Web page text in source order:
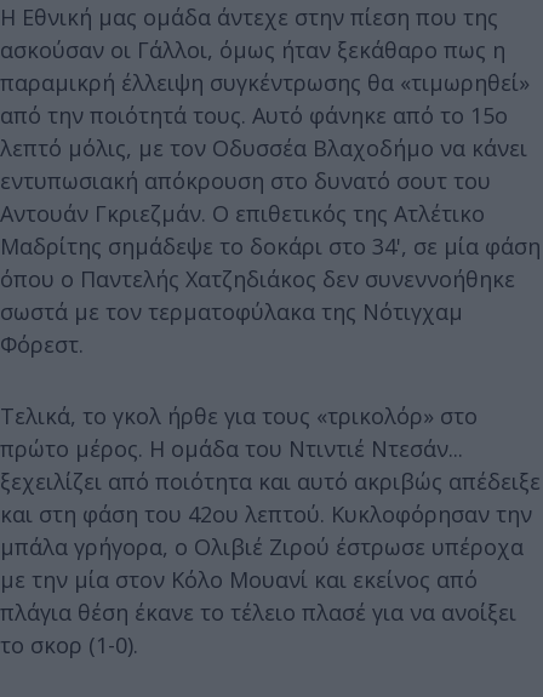
Η Εθνική μας ομάδα άντεχε στην πίεση που της
ασκούσαν οι Γάλλοι, όμως ήταν ξεκάθαρο πως η
παραμικρή έλλειψη συγκέντρωσης θα «τιμωρηθεί»
από την ποιότητά τους. Αυτό φάνηκε από το 15ο
λεπτό μόλις, με τον Οδυσσέα Βλαχοδήμο να κάνει
εντυπωσιακή απόκρουση στο δυνατό σουτ του
Αντουάν Γκριεζμάν. Ο επιθετικός της Ατλέτικο
Μαδρίτης σημάδεψε το δοκάρι στο 34', σε μία φάση
όπου ο Παντελής Χατζηδιάκος δεν συνεννοήθηκε
σωστά με τον τερματοφύλακα της Νότιγχαμ
Φόρεστ.
Τελικά, το γκολ ήρθε για τους «τρικολόρ» στο
πρώτο μέρος. Η ομάδα του Ντιντιέ Ντεσάν...
ξεχειλίζει από ποιότητα και αυτό ακριβώς απέδειξε
και στη φάση του 42ου λεπτού. Κυκλοφόρησαν την
μπάλα γρήγορα, ο Ολιβιέ Ζιρού έστρωσε υπέροχα
με την μία στον Κόλο Μουανί και εκείνος από
πλάγια θέση έκανε το τέλειο πλασέ για να ανοίξει
το σκορ (1-0).